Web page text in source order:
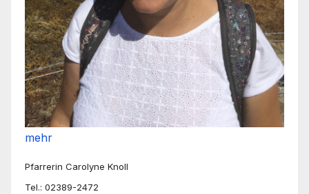
mehr
Pfarrerin Carolyne Knoll
Tel.: 02389-2472